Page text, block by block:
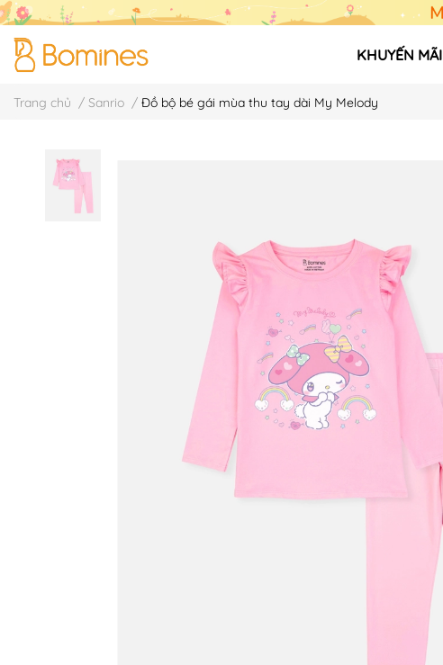
KHUYẾN MÃI
Trang chủ / Sanrio / Đồ bộ bé gái mùa thu tay dài My Melody